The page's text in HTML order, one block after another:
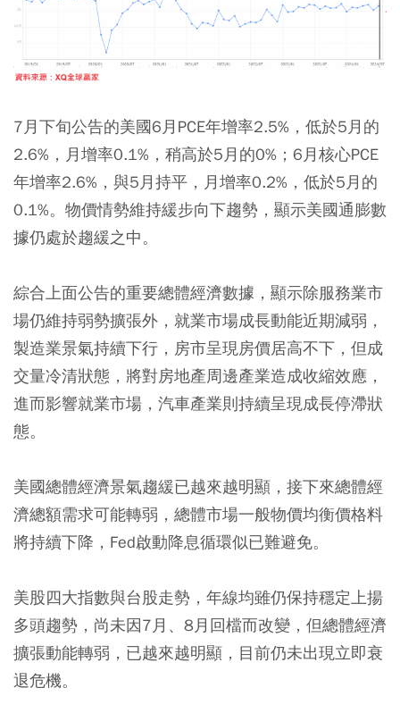
7月下旬公告的美國6月PCE年增率2.5%，低於5月的
2.6%，月增率0.1%，稍高於5月的0%；6月核心PCE
年增率2.6%，與5月持平，月增率0.2%，低於5月的
0.1%。物價情勢維持緩步向下趨勢，顯示美國通膨數
據仍處於趨緩之中。
綜合上面公告的重要總體經濟數據，顯示除服務業市
場仍維持弱勢擴張外，就業市場成長動能近期減弱，
製造業景氣持續下行，房市呈現房價居高不下，但成
交量冷清狀態，將對房地產周邊產業造成收縮效應，
進而影響就業市場，汽車產業則持續呈現成長停滯狀
態。
美國總體經濟景氣趨緩已越來越明顯，接下來總體經
濟總額需求可能轉弱，總體市場一般物價均衡價格料
將持續下降，Fed啟動降息循環似已難避免。
美股四大指數與台股走勢，年線均雖仍保持穩定上揚
多頭趨勢，尚未因7月、8月回檔而改變，但總體經濟
擴張動能轉弱，已越來越明顯，目前仍未出現立即衰
退危機。